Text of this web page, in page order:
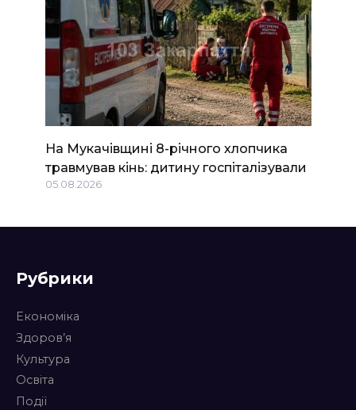
На Мукачівщині 8-річного хлопчика
травмував кінь: дитину госпіталізували
05.08.2026
Рубрики
Економіка
Здоров’я
Культура
Освіта
Події